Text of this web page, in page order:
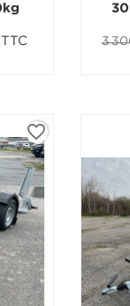
TTC 3
favorite_border